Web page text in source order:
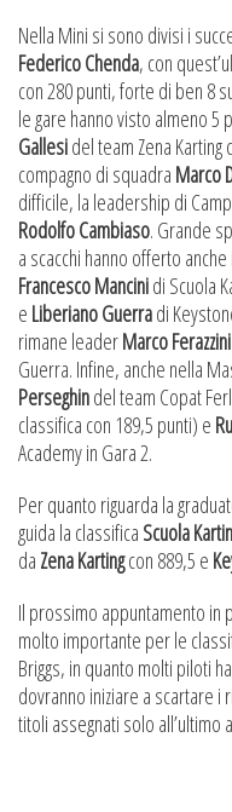
Nella Mini si sono divisi i
Federico Chenda, con
con 280 punti, forte di ben 8
le gare hanno visto almeno
Gallesidel team Zena
compagno di squadra Marco
difficile, la leadership di
Rodolfo Cambiaso. Grande
a scacchi hanno offerto
Francesco Mancinidi Scuola
e Liberiano Guerradi
rimane leaderMarco Ferazzini
Guerra. Infine, anche nella
Perseghindel team Copat
classifica con 189,5 punti) e
Academy in Gara 2.
Per quanto riguarda la
guida la classifica Scuola
da Zena Kartingcon 889,5 e
Il prossimo appuntamento in
molto importante per le
Briggs, in quanto molti piloti
dovranno iniziare a scartare
titoli assegnati solo